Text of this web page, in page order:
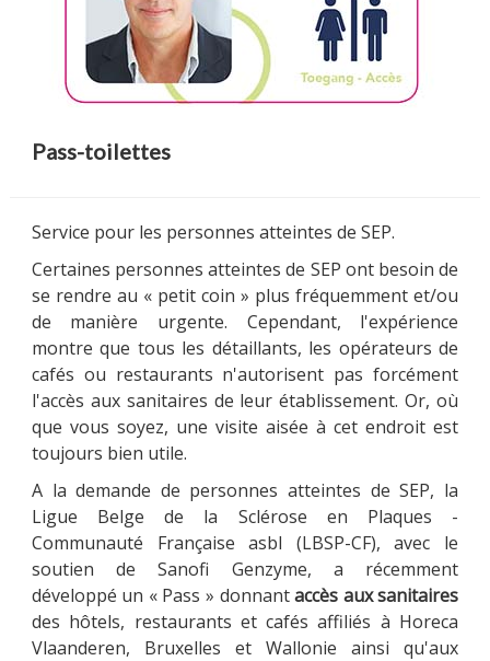
À VOS CÔTÉS
MULTIMÉDIA
LA LIGUE
CONTACTS
Pass-toilettes
Service pour les personnes atteintes de SEP.
Certaines personnes atteintes de SEP ont besoin de
se rendre au « petit coin » plus fréquemment et/ou
de manière urgente. Cependant, l'expérience
montre que tous les détaillants, les opérateurs de
cafés ou restaurants n'autorisent pas forcément
l'accès aux sanitaires de leur établissement. Or, où
que vous soyez, une visite aisée à cet endroit est
toujours bien utile.
A la demande de personnes atteintes de SEP, la
Ligue Belge de la Sclérose en Plaques -
Communauté Française asbl (LBSP-CF), avec le
soutien de Sanofi Genzyme, a récemment
développé un « Pass » donnantaccès aux sanitaires
des hôtels, restaurants et cafés affiliés à Horeca
Vlaanderen, Bruxelles et Wallonie ainsi qu'aux